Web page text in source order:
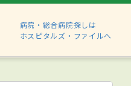
病院・総合病院探しは
ホスピタルズ・ファイルへ